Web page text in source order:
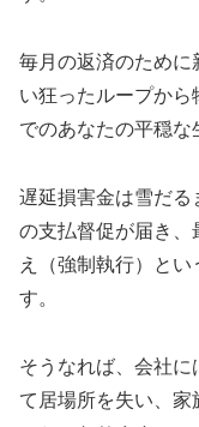
毎月の返済のために
い狂ったループか
でのあなたの平穏な
遅延損害金は雪だる
の支払督促が届き、
え（強制執行）と
す。
そうなれば、会社に
て居場所を失い、家